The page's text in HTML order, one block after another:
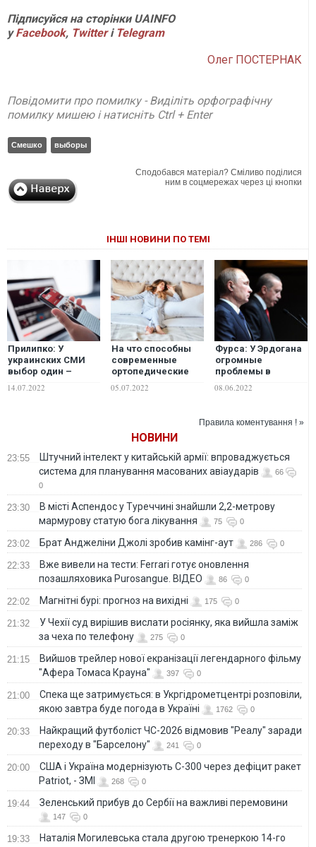
Підписуйся на сторінки UAINFO
уFacebook, Twitter і Telegram
Олег ПОСТЕРНАК
Повідомити про помилку - Виділіть орфографічну
помилку мишею і натисніть Ctrl + Enter
Смешко выборы
Сподобався матеріал? Сміливо поділися
ним в соцмережах через ці кнопки
ІНШІ НОВИНИ ПО ТЕМІ
Прилипко: У
украинских СМИ
выбор один –
измениться
14.07.2022
На что способны
современные
ортопедические
05.07.2022
Фурса: У Эрдогана
огромные
проблемы в
него скоро
пойти ради
08.06.2022
Правила коментування ! »
НОВИНИ
23:55
Штучний інтелект у китайській армії: впроваджується
система для планування масованих авіаударів
66
0
23:30
В місті Аспендос у Туреччині знайшли 2,2-метрову
мармурову статую бога лікування
75 0
23:02 Брат Анджеліни Джолі зробив камінг-аут 286 0
22:33
Вже вивели на тести: Ferrari готує оновлення
позашляховика Purosangue. ВІДЕО
86 0
22:02 Магнітні бурі: прогноз на вихідні 175 0
21:32
У Чехії суд вирішив вислати росіянку, яка вийшла заміж
за чеха по телефону
275 0
21:15
Вийшов трейлер нової екранізації легендарного фільму
"Афера Томаса Крауна"
397 0
21:00
Спека ще затримується: в Укргідрометцентрі розповіли,
якою завтра буде погода в Україні
1762 0
20:33
Найкращий футболіст ЧС-2026 відмовив "Реалу" заради
переходу в "Барселону"
241 0
20:00
США і Україна модернізують С-300 через дефіцит ракет
Patriot, - ЗМІ
268 0
19:44 Зеленський прибув до Сербії на важливі перемовини
147 0
19:33
Наталія Могилевська стала другою тренеркою 14-го